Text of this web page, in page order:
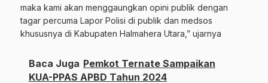
maka kami akan menggaungkan opini publik dengan
tagar percuma Lapor Polisi di publik dan medsos
khususnya di Kabupaten Halmahera Utara,” ujarnya
Baca Juga Pemkot Ternate Sampaikan
KUA-PPAS APBD Tahun 2024